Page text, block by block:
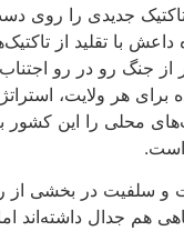
جدیدی را روی
با تقلید از
از جنگ رو در رو
برای هر ولایت،
محلی را این کشور
است.
و سلفیت در بخشی از
هم جدال داشته‌اند